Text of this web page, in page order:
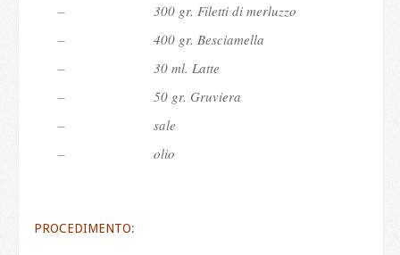
– 300 gr. Filetti di merluzzo
– 400 gr. Besciamella
– 30 ml. Latte
– 50 gr. Gruviera
– sale
– olio
PROCEDIMENTO: